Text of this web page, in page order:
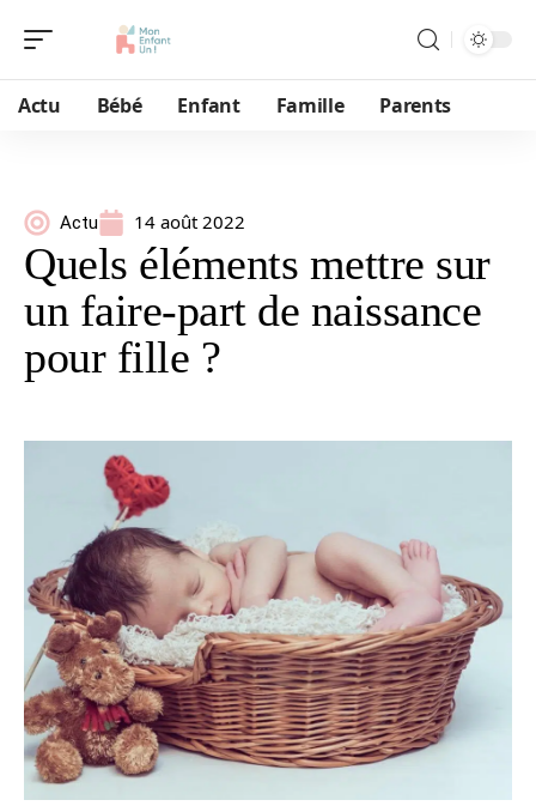
Actu Bébé Enfant Famille Parents
Actu 14 août 2022
Quels éléments mettre sur
un faire-part de naissance
pour fille ?